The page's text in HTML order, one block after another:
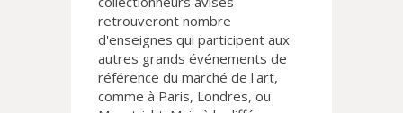
retrouveront nombre
d'enseignes qui participent aux
autres grands événements de
référence du marché de l'art,
comme à Paris, Londres, ou